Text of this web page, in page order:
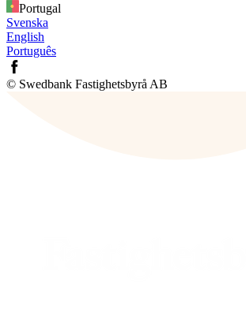
Portugal
Svenska
English
Português
© Swedbank Fastighetsbyrå AB